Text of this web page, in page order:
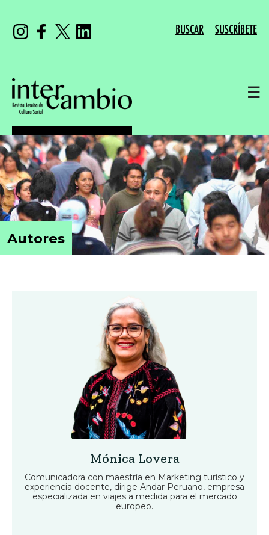
BUSCAR SUSCRÍBETE
☰
Autores
Mónica Lovera
Comunicadora con maestría en Marketing turístico y
experiencia docente, dirige Andar Peruano, empresa
especializada en viajes a medida para el mercado
europeo.